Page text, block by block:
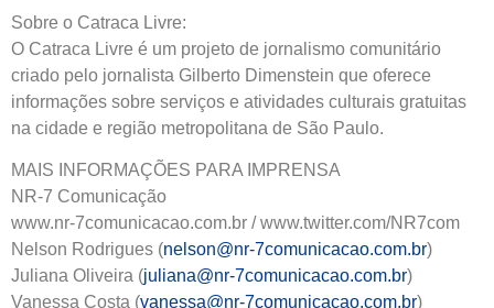
Sobre o Catraca Livre:
O Catraca Livre é um projeto de jornalismo comunitário
criado pelo jornalista Gilberto Dimenstein que oferece
informações sobre serviços e atividades culturais gratuitas
na cidade e região metropolitana de São Paulo.
MAIS INFORMAÇÕES PARA IMPRENSA
NR-7 Comunicação
www.nr-7comunicacao.com.br / www.twitter.com/NR7com
Nelson Rodrigues (nelson@nr-7comunicacao.com.br)
Juliana Oliveira (juliana@nr-7comunicacao.com.br)
Vanessa Costa (vanessa@nr-7comunicacao.com.br)